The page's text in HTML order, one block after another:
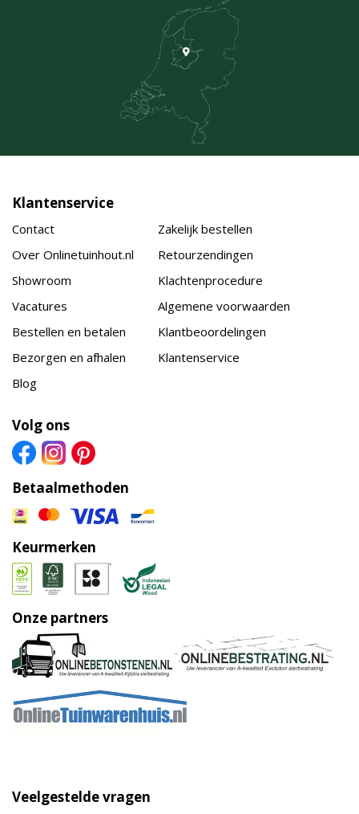
Klantenservice
Contact
Over Onlinetuinhout.nl
Showroom
Vacatures
Bestellen en betalen
Bezorgen en afhalen
Blog
Zakelijk bestellen
Retourzendingen
Klachtenprocedure
Algemene voorwaarden
Klantbeoordelingen
Klantenservice
Volg ons
Betaalmethoden
Keurmerken
Onze partners
Veelgestelde vragen